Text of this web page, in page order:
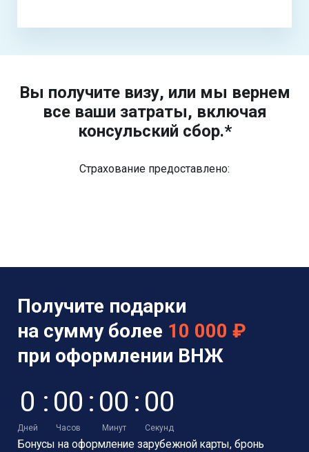
Вы получите визу, или мы вернем
все ваши затраты, включая
консульский сбор.*
Страхование предоставлено:
Получите подарки
на сумму более 10 000 ₽
при оформлении ВНЖ
0
Дней
: 00
Часов
: 00
Минут
: 00
Секунд
Бонусы на оформление зарубежной карты, бронь